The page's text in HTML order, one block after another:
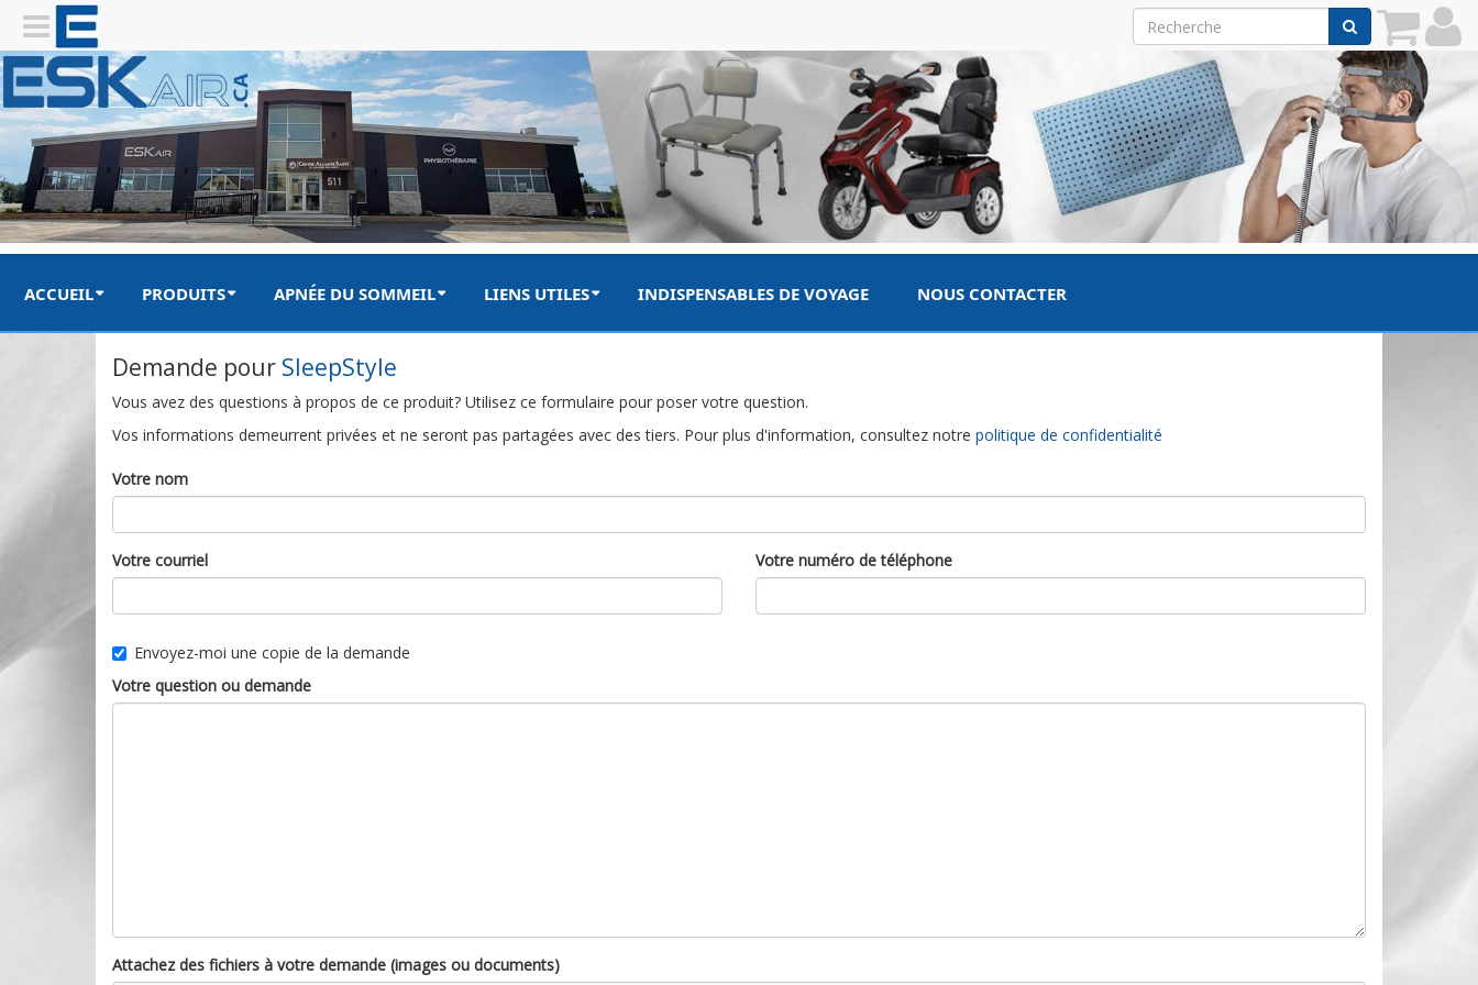
ACCUEIL PRODUITS APNÉE DU SOMMEIL LIENS UTILES INDISPENSABLES DE VOYAGE NOUS CONTACTER
Demande pour SleepStyle
Vous avez des questions à propos de ce produit? Utilisez ce formulaire pour poser votre question.
Vos informations demeurrent privées et ne seront pas partagées avec des tiers. Pour plus d'information, consultez notre politique de confidentialité
Votre nom
Votre courriel Votre numéro de téléphone
Envoyez-moi une copie de la demande
Votre question ou demande
Attachez des fichiers à votre demande (images ou documents)